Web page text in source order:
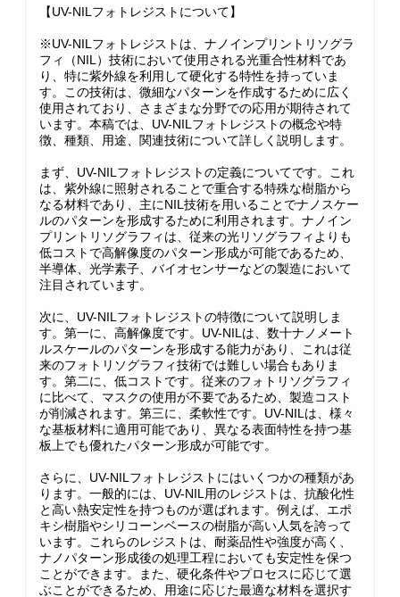
【UV-NILフォトレジストについて】
※UV-NILフォトレジストは、ナノインプリントリソグラ
フィ（NIL）技術において使用される光重合性材料であ
り、特に紫外線を利用して硬化する特性を持っていま
す。この技術は、微細なパターンを作成するために広く
使用されており、さまざまな分野での応用が期待されて
います。本稿では、UV-NILフォトレジストの概念や特
徴、種類、用途、関連技術について詳しく説明します。
まず、UV-NILフォトレジストの定義についてです。これ
は、紫外線に照射されることで重合する特殊な樹脂から
なる材料であり、主にNIL技術を用いることでナノスケー
ルのパターンを形成するために利用されます。ナノイン
プリントリソグラフィは、従来の光リソグラフィよりも
低コストで高解像度のパターン形成が可能であるため、
半導体、光学素子、バイオセンサーなどの製造において
注目されています。
次に、UV-NILフォトレジストの特徴について説明しま
す。第一に、高解像度です。UV-NILは、数十ナノメート
ルスケールのパターンを形成する能力があり、これは従
来のフォトリソグラフィ技術では難しい場合もありま
す。第二に、低コストです。従来のフォトリソグラフィ
に比べて、マスクの使用が不要であるため、製造コスト
が削減されます。第三に、柔軟性です。UV-NILは、様々
な基板材料に適用可能であり、異なる表面特性を持つ基
板上でも優れたパターン形成が可能です。
さらに、UV-NILフォトレジストにはいくつかの種類があ
ります。一般的には、UV-NIL用のレジストは、抗酸化性
と高い熱安定性を持つものが選ばれます。例えば、エポ
キシ樹脂やシリコーンベースの樹脂が高い人気を誇って
います。これらのレジストは、耐薬品性や強度が高く、
ナノパターン形成後の処理工程においても安定性を保つ
ことができます。また、硬化条件やプロセスに応じて選
ぶことができるため、用途に応じた最適な材料を選択す